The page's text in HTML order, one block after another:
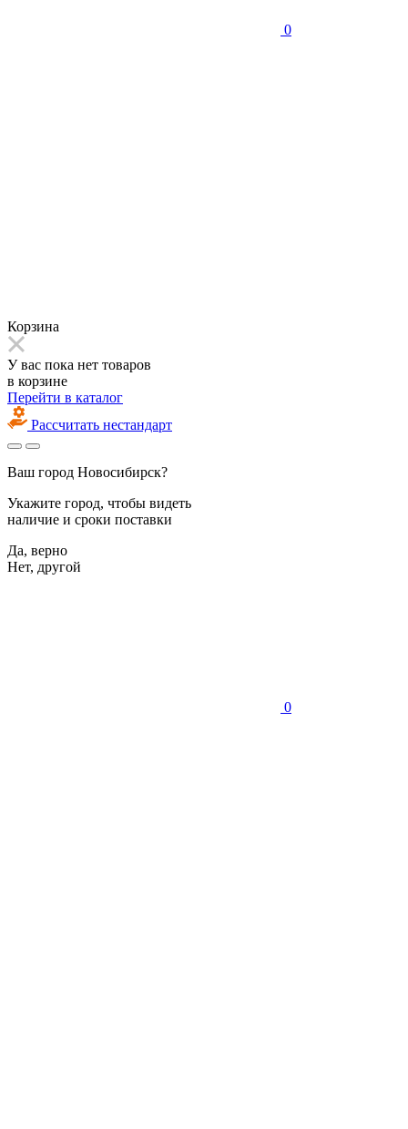
0
Корзина
У вас пока нет товаров
в корзине
Перейти в каталог
Рассчитать нестандарт
Ваш город Новосибирск?
Укажите город, чтобы видеть
наличие и сроки поставки
Да, верно
Нет, другой
0